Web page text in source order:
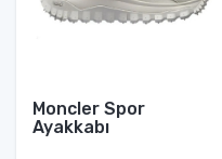
Moncler Spor
Ayakkabı